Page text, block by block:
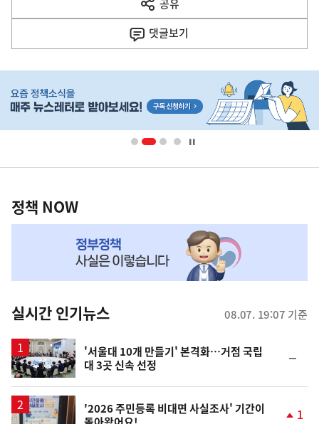
음
공유
열
기
댓글보기
단
영
책
NOW,
뉴
스
정책 NOW
실시간 인기뉴스 08.07. 19:07 기준
'서울대 10개 만들기' 본격화…거점 국립
대 3곳 신속 선정
일
'2026 주민등록 비대면 사실조사' 기간이
1